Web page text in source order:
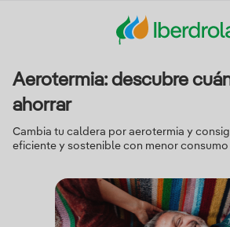
Aerotermia: descubre
ahorrar
Cambia tu caldera por aerotermia y
eficiente y sostenible con menor consumo